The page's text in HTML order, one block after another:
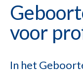
voor
In het